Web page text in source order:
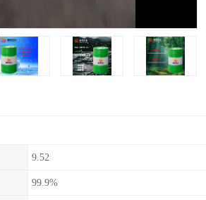
9.52
99.9%